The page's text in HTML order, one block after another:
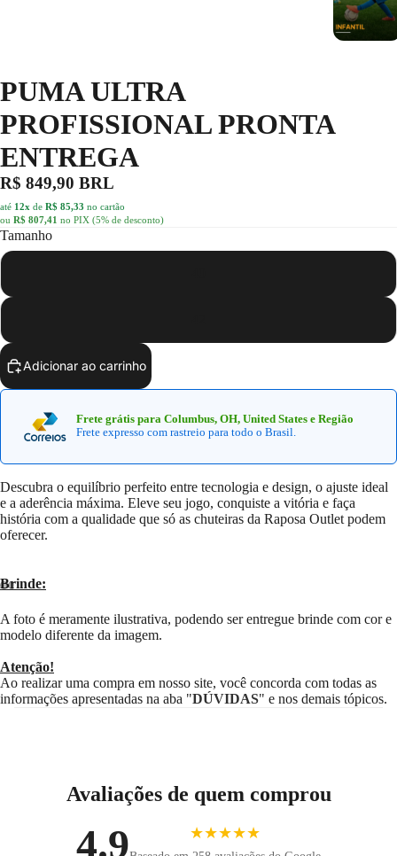
Abrir
imagem
tela
cheia
Abrir
imagem
tela
cheia
Abrir
imagem
tela
cheia
Abrir
imagem
tela
cheia
Abrir
imagem
tela
cheia
Abrir
imagem
tela
cheia
PUMA ULTRA
PROFISSIONAL PRONTA
ENTREGA
R$ 849,90 BRL
até 12x de R$ 85,33 no cartão
ou R$ 807,41 no PIX (5% de desconto)
Tamanho
Adicionar ao carrinho
Frete grátis para Columbus, OH, United States e Região
Frete expresso com rastreio para todo o Brasil.
Descubra o equilíbrio perfeito entre tecnologia e design, o ajuste ideal
e a aderência máxima. Eleve seu jogo, conquiste a vitória e faça
história com a qualidade que só as chuteiras da Raposa Outlet podem
oferecer.
Brinde:
A foto é meramente ilustrativa, podendo ser entregue brinde com cor e
modelo diferente da imagem.
Atenção!
Ao realizar uma compra em nosso site, você concorda com todas as
informações apresentadas na aba "DÚVIDAS" e nos demais tópicos.
Avaliações de quem comprou
4.9 ★★★★★